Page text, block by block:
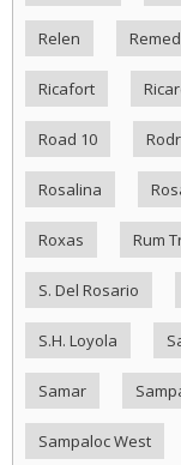
Relen
Ricafort
Road 10
Rosalina
Roxas Rum
S. Del Rosario
S.H. Loyola
Samar
Sampaloc West